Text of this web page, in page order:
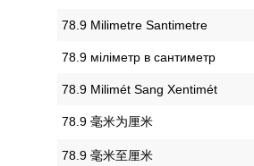
‎78.9 Milimetre Santimetre
‎78.9 міліметр в сантиметр
‎78.9 Milimét Sang Xentimét
‎78.9 毫米为厘米
‎78.9 毫米至厘米